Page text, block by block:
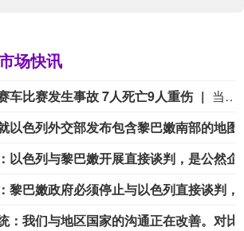
场快讯
车比赛发生事故 7人死亡9人重伤
当地时间8月9日，在印尼北苏拉威西省科塔莫巴古地区举行的赛车比赛发生严重事故。一辆参赛车辆起步后高速行驶，突然失控冲出赛道，撞向终点线附近的观众。比赛随即被叫停，工作人员和相关部门展开救援。截至当晚21时，事故已造成7人死亡、9人重伤。赛事主办方表示将对事故负责。